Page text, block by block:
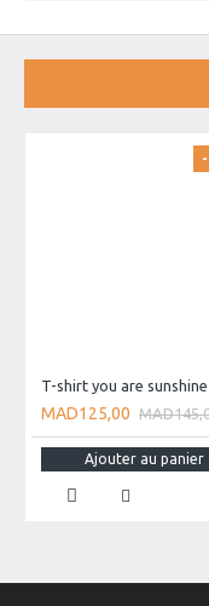
MAD125,00
Ajouter au panier